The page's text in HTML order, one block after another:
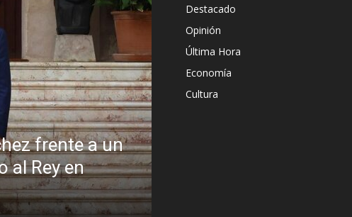
la peligrosa promiscuidad institucional en
del Foro de São Paulo
2026
Destacado
Opinión
Última Hora
Economía
Cultura